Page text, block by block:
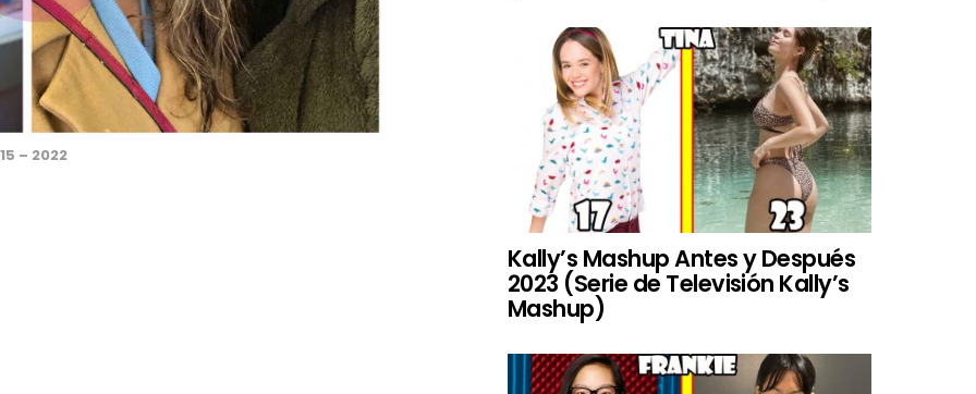
– 2022
Kally’s Mashup Antes y Después
2023 (Serie de Televisión Kally’s
Mashup)